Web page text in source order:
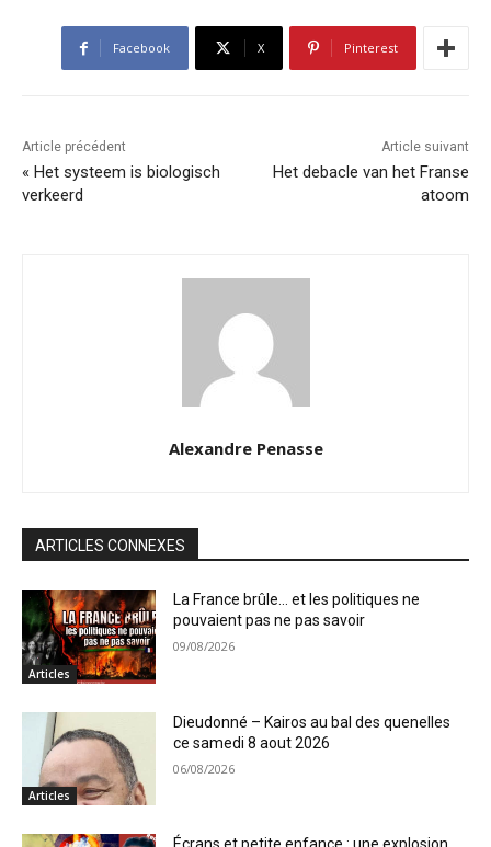
Facebook X Pinterest
Article précédent
« Het systeem is biologisch
verkeerd
Article suivant
Het debacle van het Franse
atoom
Alexandre Penasse
ARTICLES CONNEXES
Articles
La France brûle… et les politiques ne
pouvaient pas ne pas savoir
09/08/2026
Articles
Dieudonné – Kairos au bal des quenelles
ce samedi 8 aout 2026
06/08/2026